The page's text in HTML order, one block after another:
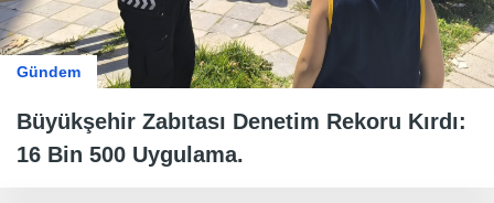
Gündem
Büyükşehir Zabıtası Denetim Rekoru Kırdı:
16 Bin 500 Uygulama.